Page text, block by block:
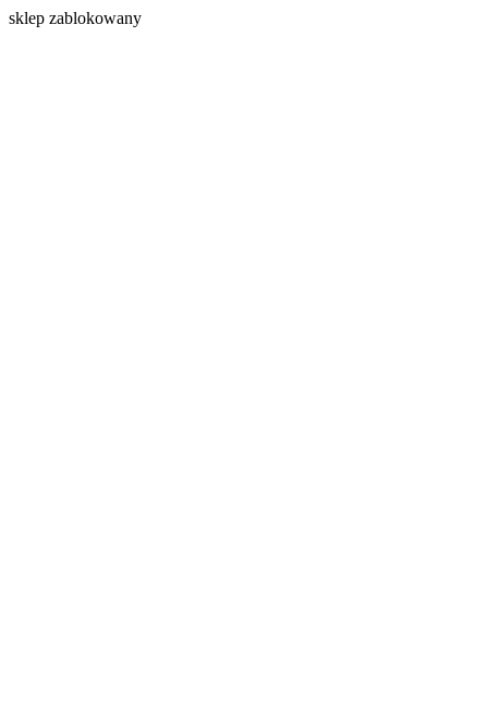
sklep zablokowany